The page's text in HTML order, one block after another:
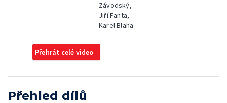
Závodský,
Jiří Fanta,
Karel Blaha
Přehrát celé video
Přehled dílů